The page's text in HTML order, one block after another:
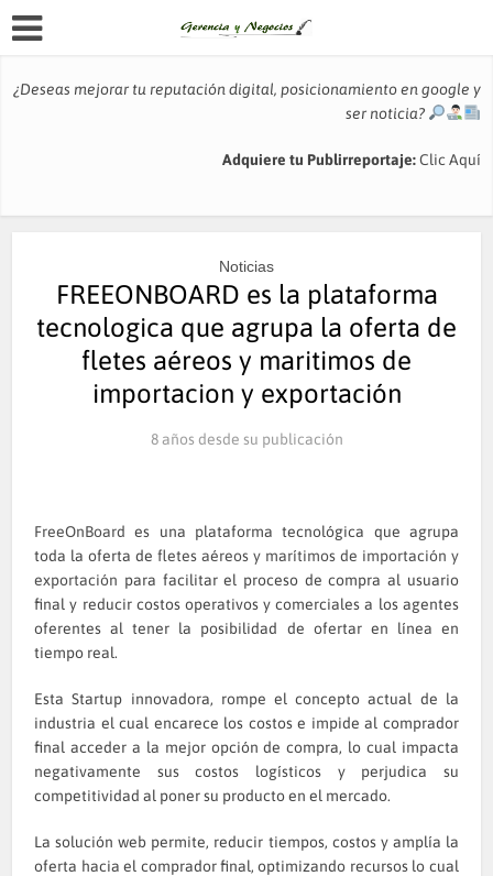
¿Deseas mejorar tu reputación digital, posicionamiento en google y
ser noticia?
Adquiere tu Publirreportaje:Clic Aquí
Noticias
FREEONBOARD es la plataforma
tecnologica que agrupa la oferta de
fletes aéreos y maritimos de
importacion y exportación
8 años desde su publicación
FreeOnBoard es una plataforma tecnológica que agrupa
toda la oferta defletes aéreos y marítimos de importación y
exportación para facilitar el proceso de compra al usuario
final y reducir costos operativos y comerciales a los agentes
oferentes al tener la posibilidad de ofertar en línea en
tiempo real.
Esta Startup innovadora, rompe el concepto actual de la
industria el cual encarece los costos e impide al comprador
final acceder a la mejor opción de compra, lo cual impacta
negativamente sus costos logísticos y perjudica su
competitividad al poner su producto en el mercado.
La solución web permite, reducir tiempos, costos y amplía la
oferta hacia el comprador final, optimizando recursos lo cual